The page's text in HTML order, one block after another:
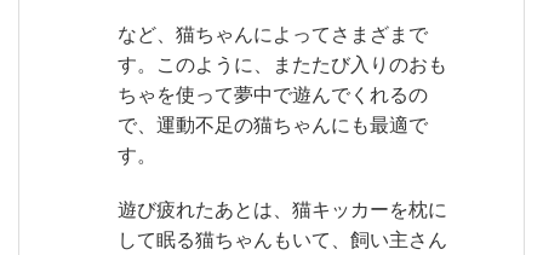
など、猫ちゃんによってさまざまで
す。このように、またたび入りのおも
ちゃを使って夢中で遊んでくれるの
で、運動不足の猫ちゃんにも最適で
す。
遊び疲れたあとは、猫キッカーを枕に
して眠る猫ちゃんもいて、飼い主さん